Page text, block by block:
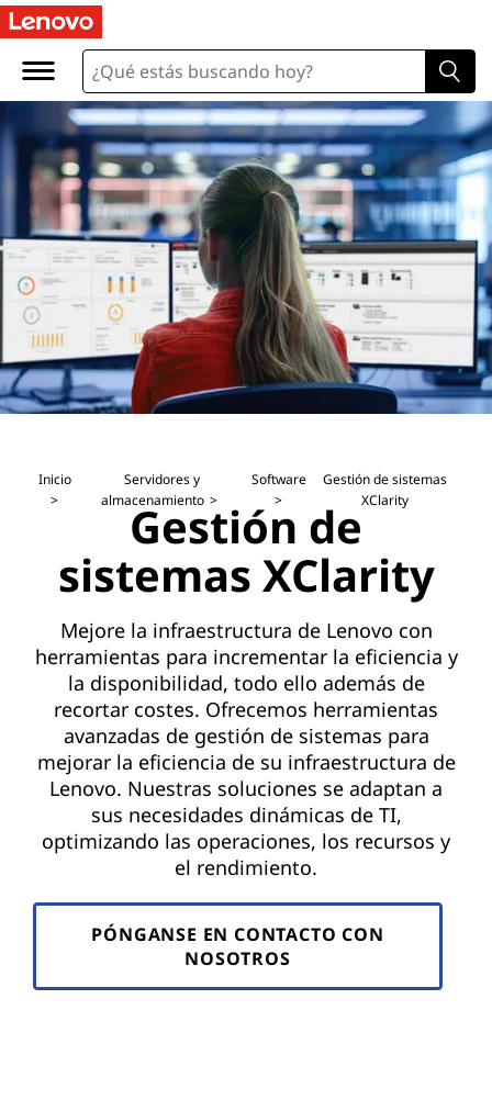
G
s
t
ó
n
d
e
Inicio
Servidores y
almacenamiento
Software
Gestión de sistemas
XClarity
Gestión de
sistemas XClarity
Mejore la infraestructura de Lenovo con
herramientas para incrementar la eficiencia y
la disponibilidad, todo ello además de
recortar costes. Ofrecemos herramientas
avanzadas de gestión de sistemas para
mejorar la eficiencia de su infraestructura de
Lenovo. Nuestras soluciones se adaptan a
sus necesidades dinámicas de TI,
optimizando las operaciones, los recursos y
el rendimiento.
PÓNGANSE EN CONTACTO CON
NOSOTROS